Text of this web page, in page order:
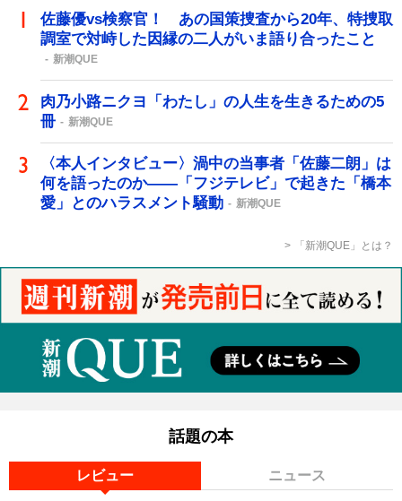
佐藤優vs検察官！ あの国策捜査から20年、特捜取
調室で対峙した因縁の二人がいま語り合ったこと
新潮QUE
肉乃小路ニクヨ「わたし」の人生を生きるための5
冊
新潮QUE
〈本人インタビュー〉渦中の当事者「佐藤二朗」は
何を語ったのか――「フジテレビ」で起きた「橋本
愛」とのハラスメント騒動
新潮QUE
「新潮QUE」とは？
話題の本
レビュー ニュース